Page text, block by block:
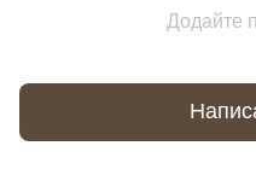
Додайте